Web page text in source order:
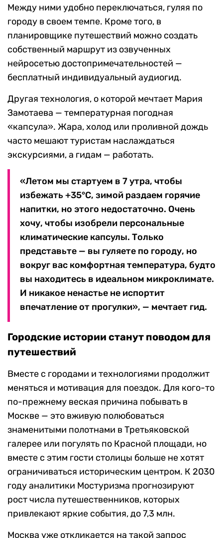
Между ними удобно переключаться, гуляя по
городу в своем темпе. Кроме того, в
планировщике путешествий можно создать
собственный маршрут из озвученных
нейросетью достопримечательностей —
бесплатный индивидуальный аудиогид.
Другая технология, о которой мечтает Мария
Замотаева — температурная погодная
«капсула». Жара, холод или проливной дождь
часто мешают туристам наслаждаться
экскурсиями, а гидам — работать.
«Летом мы стартуем в 7 утра, чтобы
избежать +35°C, зимой раздаем горячие
напитки, но этого недостаточно. Очень
хочу, чтобы изобрели персональные
климатические капсулы. Только
представьте — вы гуляете по городу, но
вокруг вас комфортная температура, будто
вы находитесь в идеальном микроклимате.
И никакое ненастье не испортит
впечатление от прогулки», — мечтает гид.
Городские истории станут поводом для
путешествий
Вместе с городами и технологиями продолжит
меняться и мотивация для поездок. Для кого-то
по-прежнему веская причина побывать в
Москве — это вживую полюбоваться
знаменитыми полотнами в Третьяковской
галерее или погулять по Красной площади, но
вместе с этим гости столицы больше не хотят
ограничиваться историческим центром. К 2030
году аналитики Мостуризма прогнозируют
рост числа путешественников, которых
привлекают яркие события, до 7,3 млн.
Москва уже откликается на такой запрос